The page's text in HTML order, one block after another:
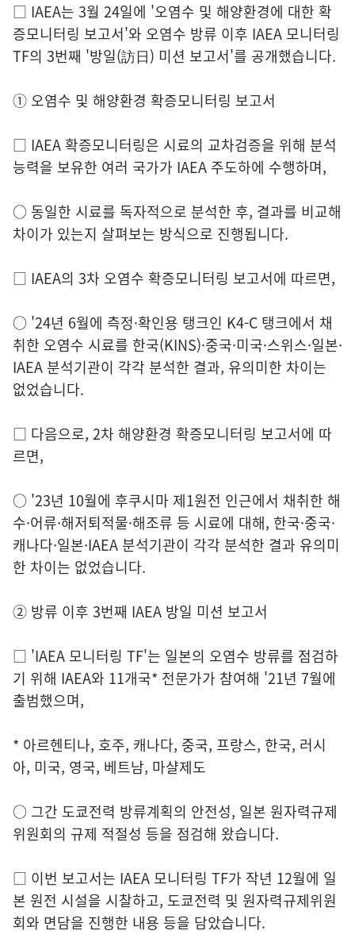
□ IAEA는 3월 24일에 '오염수 및 해양환경에 대한 확
증모니터링 보고서'와 오염수 방류 이후 IAEA 모니터링
TF의 3번째 '방일(訪日) 미션 보고서'를 공개했습니다.
① 오염수 및 해양환경 확증모니터링 보고서
□ IAEA 확증모니터링은 시료의 교차검증을 위해 분석
능력을 보유한 여러 국가가 IAEA 주도하에 수행하며,
○ 동일한 시료를 독자적으로 분석한 후, 결과를 비교해
차이가 있는지 살펴보는 방식으로 진행됩니다.
□ IAEA의 3차 오염수 확증모니터링 보고서에 따르면,
○ '24년 6월에 측정·확인용 탱크인 K4-C 탱크에서 채
취한 오염수 시료를 한국(KINS)·중국·미국·스위스·일본·
IAEA 분석기관이 각각 분석한 결과, 유의미한 차이는
없었습니다.
□ 다음으로, 2차 해양환경 확증모니터링 보고서에 따
르면,
○ '23년 10월에 후쿠시마 제1원전 인근에서 채취한 해
수·어류·해저퇴적물·해조류 등 시료에 대해, 한국·중국·
캐나다·일본·IAEA 분석기관이 각각 분석한 결과 유의미
한 차이는 없었습니다.
② 방류 이후 3번째 IAEA 방일 미션 보고서
□ 'IAEA 모니터링 TF'는 일본의 오염수 방류를 점검하
기 위해 IAEA와 11개국* 전문가가 참여해 '21년 7월에
출범했으며,
* 아르헨티나, 호주, 캐나다, 중국, 프랑스, 한국, 러시
아, 미국, 영국, 베트남, 마샬제도
○ 그간 도쿄전력 방류계획의 안전성, 일본 원자력규제
위원회의 규제 적절성 등을 점검해 왔습니다.
□ 이번 보고서는 IAEA 모니터링 TF가 작년 12월에 일
본 원전 시설을 시찰하고, 도쿄전력 및 원자력규제위원
회와 면담을 진행한 내용 등을 담았습니다.